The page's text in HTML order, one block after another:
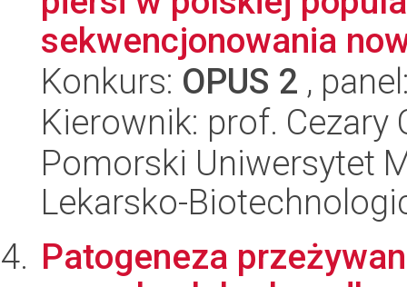
sekwencjonowania
Konkurs: OPUS 2 ,
Kierownik: prof. Cezary
Pomorski Uniwersytet
Lekarsko-
Patogeneza